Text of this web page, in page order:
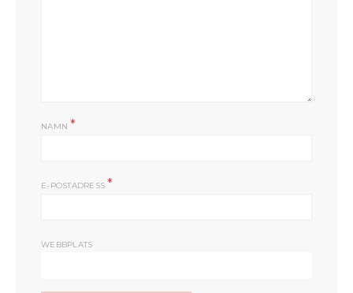
NAMN*
E-POSTADRESS*
WEBBPLATS